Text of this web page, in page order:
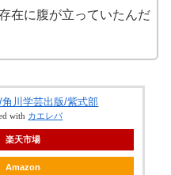
在に腹が立っていたんだ
川学芸出版/紫式部
with カエレバ
楽天市場
Amazon